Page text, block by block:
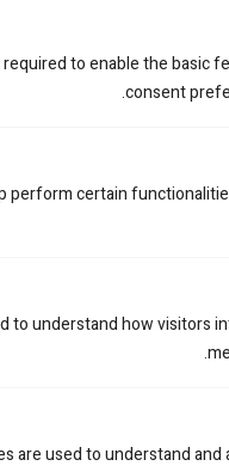
to enable the basic
consent
perform certain
to understand how visitors
are used to understand